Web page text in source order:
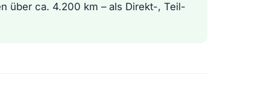
über ca. 4.200 km – als Direkt-, Teil-